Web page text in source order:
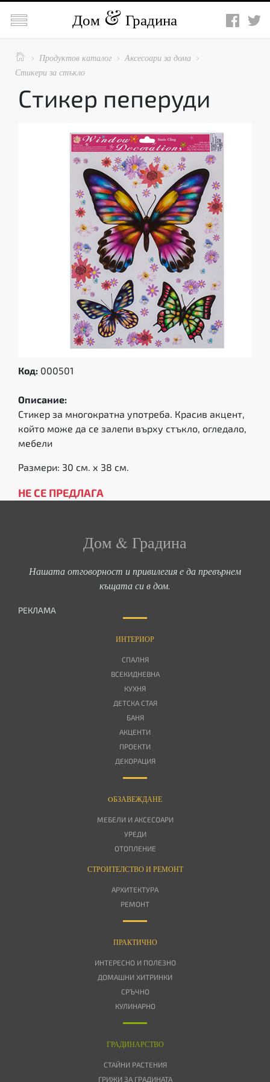
 Дом Градина
  Продуктов каталог  Аксесоари за дома 
Стикери за стъкло
Стикер пеперуди
Код: 000501
Описание:
Стикер за многократна употреба. Красив акцент,
който може да се залепи върху стъкло, огледало,
мебели
Размери: 30 см. х 38 см.
НЕ СЕ ПРЕДЛАГА
Дом & Градина
Нашата отговорност и привилегия е да превърнем
къщата си в дом.
РЕКЛАМА
ИНТЕРИОР
СПАЛНЯ
ВСЕКИДНЕВНА
КУХНЯ
ДЕТСКА СТАЯ
БАНЯ
АКЦЕНТИ
ПРОЕКТИ
ДЕКОРАЦИЯ
OБЗАВЕЖДАНЕ
МЕБЕЛИ И АКСЕСОАРИ
УРЕДИ
ОТОПЛЕНИЕ
СТРОИТЕЛСТВО И РЕМОНТ
АРХИТЕКТУРА
РЕМОНТ
ПРАКТИЧНО
ИНТЕРЕСНО И ПОЛЕЗНО
ДОМАШНИ ХИТРИНКИ
СРЪЧНО
КУЛИНАРНО
ГРАДИНАРСТВО
СТАЙНИ РАСТЕНИЯ
ГРИЖИ ЗА ГРАДИНАТА